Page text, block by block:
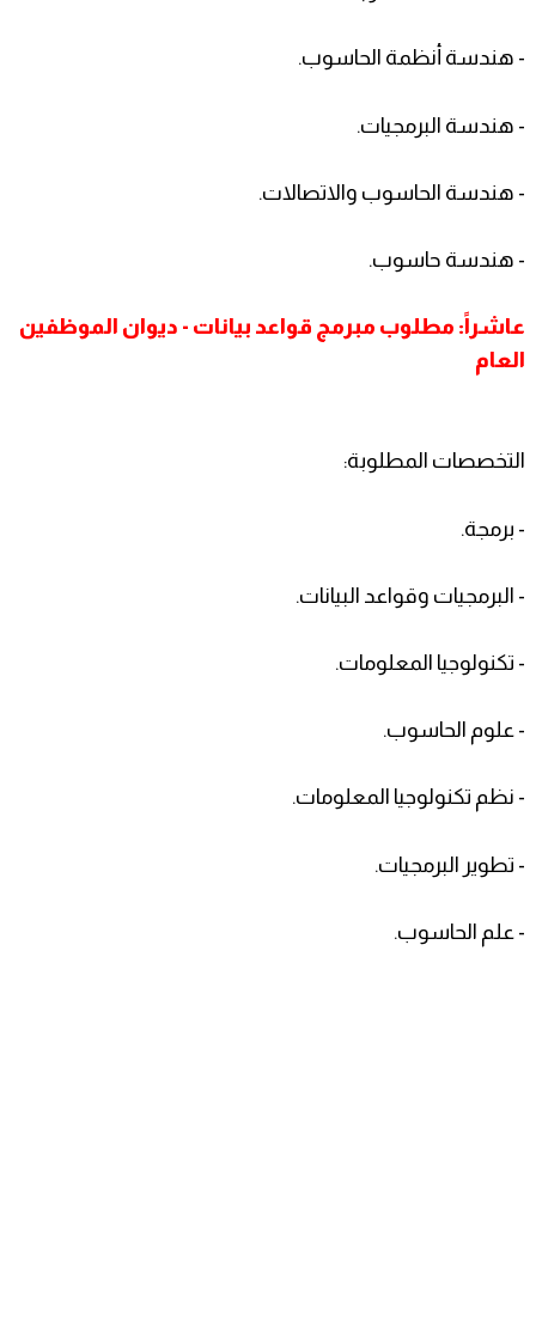
- هندسة أنظمة الحاسوب.
- هندسة البرمجيات.
- هندسة الحاسوب والاتصالات.
- هندسة حاسوب.
عاشراً: مطلوب مبرمج قواعد بيانات - ديوان الموظفين
العام
التخصصات المطلوبة:
- برمجة.
- البرمجيات وقواعد البيانات.
- تكنولوجيا المعلومات.
- علوم الحاسوب.
- نظم تكنولوجيا المعلومات.
- تطوير البرمجيات.
- علم الحاسوب.